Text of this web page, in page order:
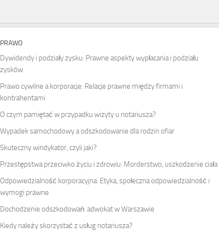
PRAWO
Dywidendy i podziały zysku: Prawne aspekty wypłacania i podziału
zysków
Prawo cywilne a korporacje: Relacje prawne między firmami i
kontrahentami
O czym pamiętać w przypadku wizyty u notariusza?
Wypadek samochodowy a odszkodowanie dla rodzin ofiar
Skuteczny windykator, czyli jaki?
Przestępstwa przeciwko życiu i zdrowiu: Morderstwo, uszkodzenie ciała
Odpowiedzialność korporacyjna: Etyka, społeczna odpowiedzialność i
wymogi prawne
Dochodzenie odszkodowań: adwokat w Warszawie
Kiedy należy skorzystać z usług notariusza?